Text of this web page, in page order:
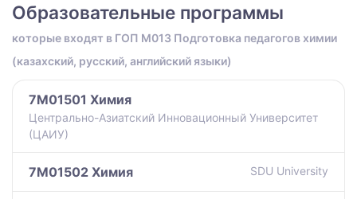
Образовательные программы
которые входят в ГОП M013 Подготовка педагогов химии
(казахский, русский, английский языки)
7M01501 Химия
Центрально-Азиатский Инновационный Университет
(ЦАИУ)
7M01502 Химия SDU University